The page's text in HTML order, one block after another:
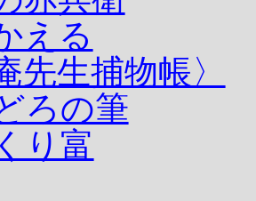
える
先生捕物帳〉
ろの筆
り富